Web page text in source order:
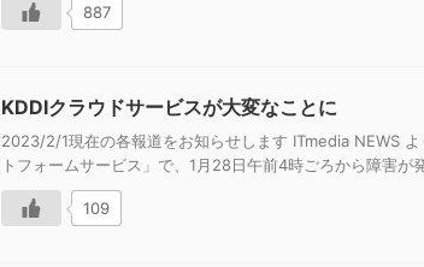
887
KDDIクラウドサービスが大変なことに
2023/2/1現在の各報道をお知らせします ITmedia NEWS よ
トフォームサービス」で、1月28日午前4時ごろから障害が
109